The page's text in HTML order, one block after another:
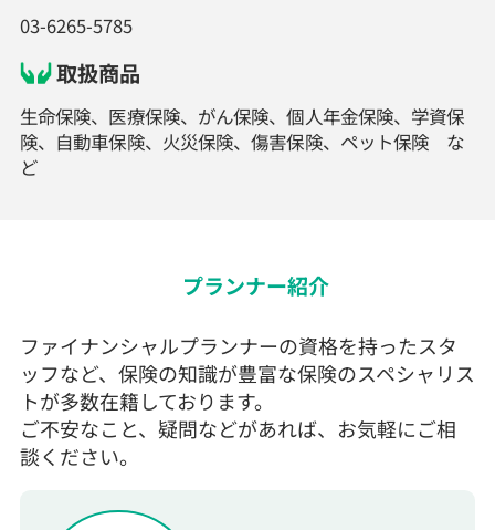
03-6265-5785
取扱商品
生命保険、医療保険、がん保険、個人年金保険、学資保
険、自動車保険、火災保険、傷害保険、ペット保険 な
ど
プランナー紹介
ファイナンシャルプランナーの資格を持ったスタ
ッフなど、保険の知識が豊富な保険のスペシャリス
トが多数在籍しております。
ご不安なこと、疑問などがあれば、お気軽にご相
談ください。